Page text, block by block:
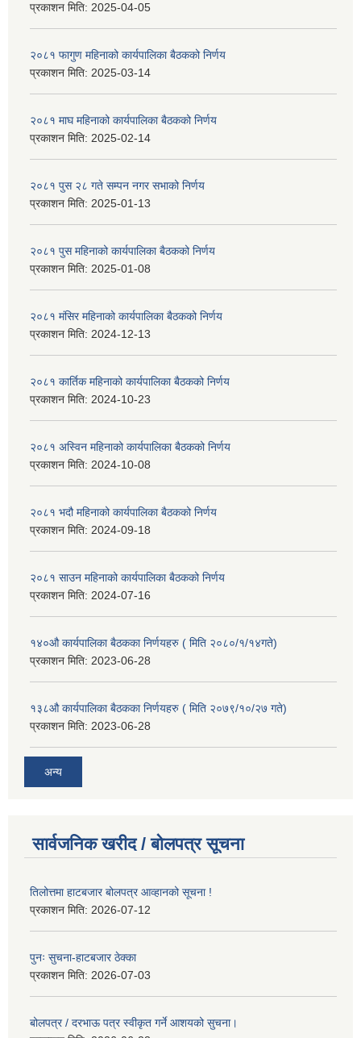
प्रकाशन मिति: 2025-04-05
२०८१ फागुण महिनाको कार्यपालिका बैठकको निर्णय
प्रकाशन मिति: 2025-03-14
२०८१ माघ महिनाको कार्यपालिका बैठकको निर्णय
प्रकाशन मिति: 2025-02-14
२०८१ पुस २८ गते सम्प‍न नगर सभाको निर्णय
प्रकाशन मिति: 2025-01-13
२०८१ पुस महिनाको कार्यपालिका बैठकको निर्णय
प्रकाशन मिति: 2025-01-08
२०८१ मंसिर महिनाको कार्यपालिका बैठकको निर्णय
प्रकाशन मिति: 2024-12-13
२०८१ कार्तिक महिनाको कार्यपालिका बैठकको निर्णय
प्रकाशन मिति: 2024-10-23
२०८१ अस्विन महिनाको कार्यपालिका बैठकको निर्णय
प्रकाशन मिति: 2024-10-08
२०८१ भदौ महिनाको कार्यपालिका बैठकको निर्णय
प्रकाशन मिति: 2024-09-18
२०८१ साउन महिनाको कार्यपालिका बैठकको निर्णय
प्रकाशन मिति: 2024-07-16
१४०औ कार्यपालिका बैठकका निर्णयहरु ( मिति २०८०/१/१४गते)
प्रकाशन मिति: 2023-06-28
१३८औ कार्यपालिका बैठकका निर्णयहरु ( मिति २०७९/१०/२७ गते)
प्रकाशन मिति: 2023-06-28
अन्य
सार्वजनिक खरीद / बोलपत्र सूचना
तिलोत्तमा हाटबजार बोलपत्र आव्हानको सूचना !
प्रकाशन मिति: 2026-07-12
पुनः सुचना-हाटबजार ठेक्का
प्रकाशन मिति: 2026-07-03
बोलपत्र / दरभाऊ पत्र स्वीकृत गर्ने आशयको सुचना।